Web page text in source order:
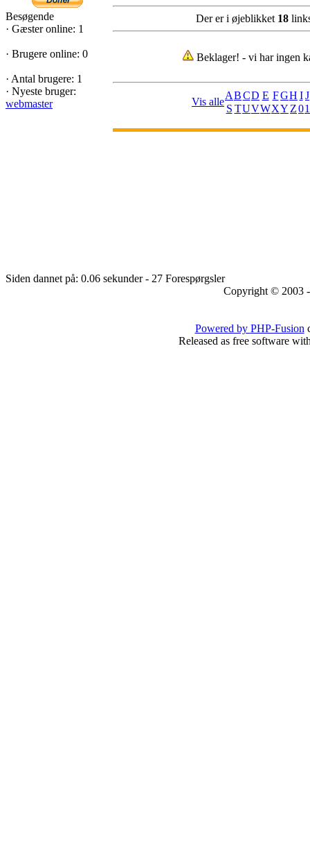
Besøgende
· Gæster online: 1
· Brugere online: 0
· Antal brugere: 1
· Nyeste bruger:
webmaster
Der er i øjeblikket 18
Beklager! - vi har ingen
Vis alle
ABCD E FGH I J
S TUVWXY Z01
Siden dannet på: 0.06 sekunder - 27 Forespørgsler
Copyright © 2003
Powered by PHP-Fusion
Released as free software